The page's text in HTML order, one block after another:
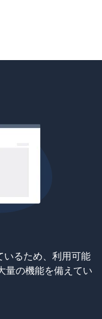
るため、利用可能
量の機能を備えてい